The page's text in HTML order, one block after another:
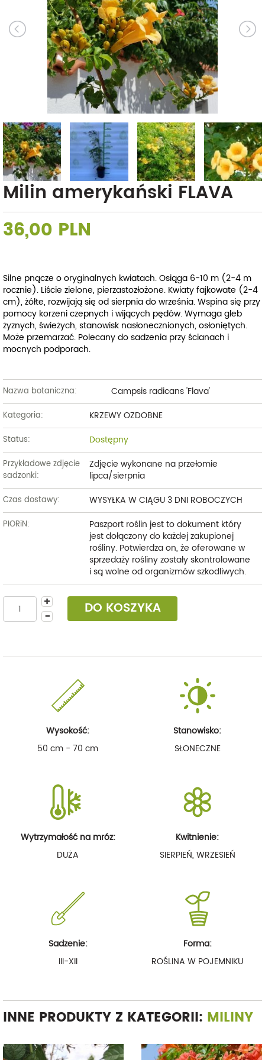
Milin amerykański FLAVA
36,00 PLN
Silne pnącze o oryginalnych kwiatach. Osiąga 6-10 m (2-4 m
rocznie). Liście zielone, pierzastozłożone. Kwiaty fajkowate (2-4
cm), żółte, rozwijają się od sierpnia do września. Wspina się przy
pomocy korzeni czepnych i wijących pędów. Wymaga gleb
żyznych, świeżych, stanowisk nasłonecznionych, osłoniętych.
Może przemarzać. Polecany do sadzenia przy ścianach i
mocnych podporach.
Nazwa botaniczna: Campsis radicans 'Flava'
Kategoria: KRZEWY OZDOBNE
Status: Dostępny
Przykładowe zdjęcie
sadzonki:
Zdjęcie wykonane na przełomie
lipca/sierpnia
Czas dostawy: WYSYŁKA W CIĄGU 3 DNI ROBOCZYCH
PIORiN:
Paszport roślin jest to dokument który
jest dołączony do każdej zakupionej
rośliny. Potwierdza on, że oferowane w
sprzedaży rośliny zostały skontrolowane
i są wolne od organizmów szkodliwych.
DO KOSZYKA
Wysokość:
50 cm - 70 cm
Stanowisko:
SŁONECZNE
Wytrzymałość na mróz:
DUŻA
Kwitnienie:
SIERPIEŃ, WRZESIEŃ
Sadzenie:
III-XII
Forma:
ROŚLINA W POJEMNIKU
INNE PRODUKTY Z KATEGORII: MILINY